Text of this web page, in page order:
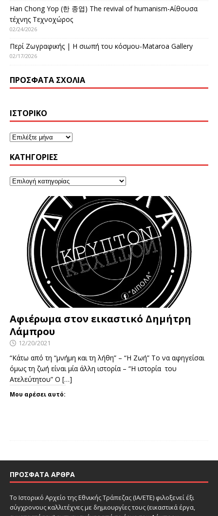
Han Chong Yop (한 종엽) The revival of humanism-Αίθουσα
τέχνης Τεχνοχώρος
02/24/2026
Περί Ζωγραφικής | Η σιωπή του κόσμου-Mataroa Gallery
02/17/2026
ΠΡΌΣΦΑΤΑ ΣΧΌΛΙΑ
ΙΣΤΟΡΙΚΌ
KΑΤΗΓΟΡΊΕΣ
Αφιέρωμα στον εικαστικό Δημήτρη
Λάμπρου
12/20/2021
“Κάτω από τη “μνήμη και τη λήθη” – “Η Ζωή” Το να αφηγείσαι
όμως τη ζωή είναι μία άλλη ιστορία – “Η ιστορία του
Ατελεύτητου” Ο […]
Μου αρέσει αυτό:
ΠΡΌΣΦΑΤΑ ΆΡΘΡΑ
Το Ιστορικό Αρχείο της Εθνικής Τράπεζας (ΙΑ/ΕΤΕ) φιλοξενεί έξι
σύγχρονους καλλιτέχνες με δημιουργίες τους (εικαστικά έργα,